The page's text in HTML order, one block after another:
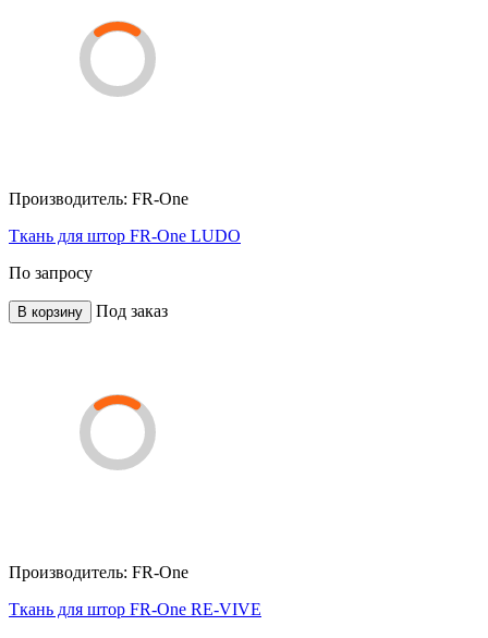
Производитель: FR-One
Ткань для штор FR-One LUDO
По запросу
В корзину Под заказ
Производитель: FR-One
Ткань для штор FR-One RE-VIVE